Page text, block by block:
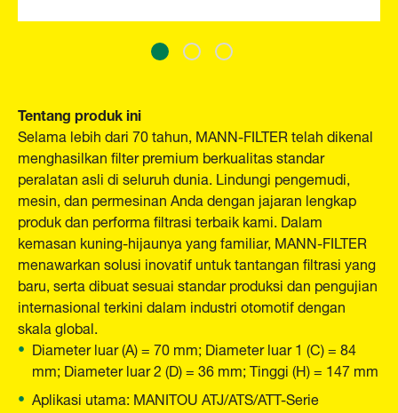
Tentang produk ini
Selama lebih dari 70 tahun, MANN-FILTER telah dikenal
menghasilkan filter premium berkualitas standar
peralatan asli di seluruh dunia. Lindungi pengemudi,
mesin, dan permesinan Anda dengan jajaran lengkap
produk dan performa filtrasi terbaik kami. Dalam
kemasan kuning-hijaunya yang familiar, MANN-FILTER
menawarkan solusi inovatif untuk tantangan filtrasi yang
baru, serta dibuat sesuai standar produksi dan pengujian
internasional terkini dalam industri otomotif dengan
skala global.
Diameter luar (A) = 70 mm; Diameter luar 1 (C) = 84
mm; Diameter luar 2 (D) = 36 mm; Tinggi (H) = 147 mm
Aplikasi utama: MANITOU ATJ/ATS/ATT-Serie